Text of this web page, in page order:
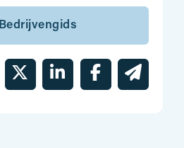
Bedrijvengids